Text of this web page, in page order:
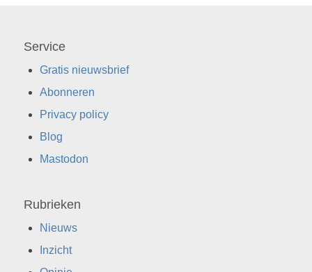
Service
Gratis nieuwsbrief
Abonneren
Privacy policy
Blog
Mastodon
Rubrieken
Nieuws
Inzicht